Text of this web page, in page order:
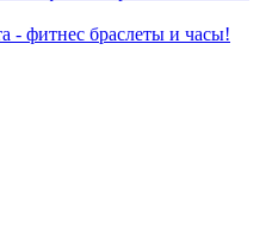
- фитнес браслеты и часы!